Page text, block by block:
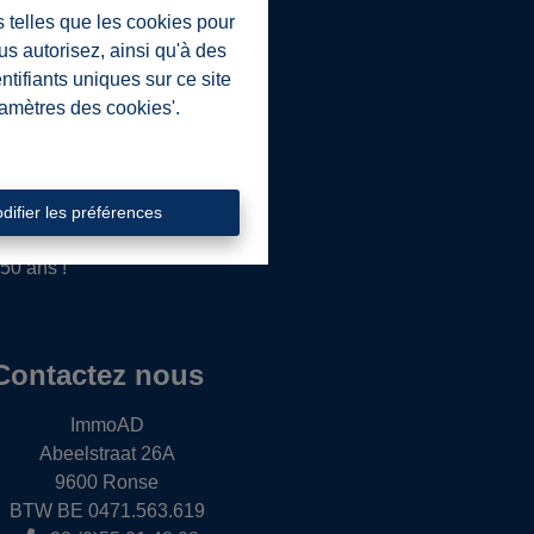
telles que les cookies pour
autorisez, ainsi qu'à des
uniques sur ce site
des cookies'.
les préférences
toujours rapidement et
des doigts et sommes
Pays des Collines.
une assistance juridique et
ans !
nous
ImmoAD
Abeelstraat 26A
9600 Ronse
BTW BE 0471.563.619